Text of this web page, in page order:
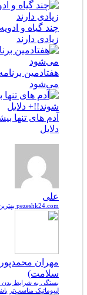
چند گیاه و
زیادی دارند
هفتادمین
می‌شود
آدم های تنها
دلایل
علی
pezeshk24.com بهترین مرجع پزشکی است....
مهران
سلامت)
بستگی به شرایط
لیپوماتیک مناسب‌تر